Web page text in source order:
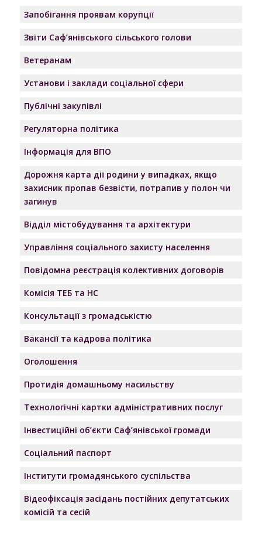
Запобігання проявам корупції
Звіти Саф’янівського сільського голови
Ветеранам
Установи і заклади соціальної сфери
Публічні закупівлі
Регуляторна політика
Інформація для ВПО
Дорожня карта дії родини у випадках, якщо
захисник пропав безвісти, потрапив у полон чи
загинув
Відділ містобудування та архітектури
Управління соціального захисту населення
Повідомна реєстрація колективних договорів
Комісія ТЕБ та НС
Консультації з громадськістю
Вакансії та кадрова політика
Оголошення
Протидія домашньому насильству
Технологічні картки адміністративних послуг
Інвестиційні об’єкти Саф’янівської громади
Соціальний паспорт
Інститути громадянського суспільства
Відеофіксація засідань постійних депутатських
комісій та сесій